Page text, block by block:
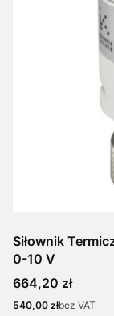
Siłownik
0-10 V
Cena
664,20 zł
Cena
540,00 złbez VAT